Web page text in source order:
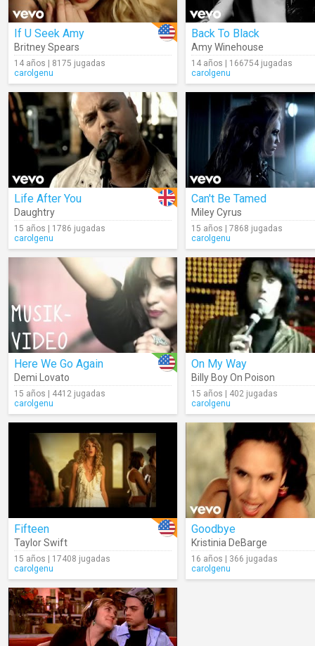
If U Seek Amy
Britney Spears
14 años | 8175 jugadas
carolgenu
Back To Black
Amy Winehouse
14 años | 166754 jugadas
carolgenu
Life After You
Daughtry
15 años | 1786 jugadas
carolgenu
Can't Be Tamed
Miley Cyrus
15 años | 7868 jugadas
carolgenu
Here We Go Again
Demi Lovato
15 años | 4412 jugadas
carolgenu
On My Way
Billy Boy On Poison
15 años | 402 jugadas
carolgenu
Fifteen
Taylor Swift
15 años | 17408 jugadas
carolgenu
Goodbye
Kristinia DeBarge
16 años | 366 jugadas
carolgenu